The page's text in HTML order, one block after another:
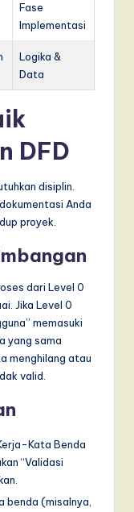
Fase
Implementasi
Logika &
Data
DFD
disiplin.
Anda
proyek.
dari Level 0
Jika Level 0
memasuki
yang sama
menghilang atau
valid.
Kata Benda
“Validasi
benda (misalnya,